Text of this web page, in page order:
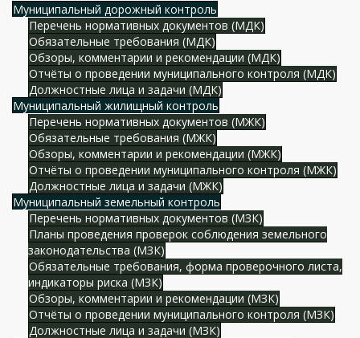
Муниципальный дорожный контроль
Перечень нормативных документов (МДК)
Обязательные требования (МДК)
Обзоры, комментарии и рекомендации (МДК)
Отчёты о проведении муниципального контроля (МДК)
Должностные лица и задачи (МДК)
Муниципальный жилищный контроль
Перечень нормативных документов (МЖК)
Обязательные требования (МЖК)
Обзоры, комментарии и рекомендации (МЖК)
Отчёты о проведении муниципального контроля (МЖК)
Должностные лица и задачи (МЖК)
Муниципальный земельный контроль
Перечень нормативных документов (МЗК)
Планы проведения проверок соблюдения земельного
законодательства (МЗК)
Обязательные требования, форма проверочного листа,
индикаторы риска (МЗК)
Обзоры, комментарии и рекомендации (МЗК)
Отчёты о проведении муниципального контроля (МЗК)
Должностные лица и задачи (МЗК)